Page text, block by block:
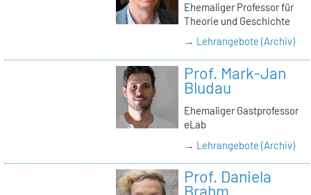
Ehemaliger Professor für
Theorie und Geschichte
→ Lehrangebote (Archiv)
Prof. Mark-Jan
Bludau
Ehemaliger Gastprofessor
eLab
→ Lehrangebote (Archiv)
Prof. Daniela
Brahm